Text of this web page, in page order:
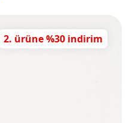
2. ürüne %30 indirim